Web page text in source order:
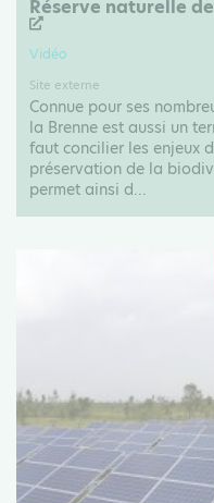
Réserve naturelle
Vidéo
Site externe
Connue pour ses
la Brenne est aussi un
faut concilier les enjeux
préservation de la
permet ainsi d...